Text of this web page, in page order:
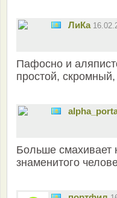
ЛиКа
Пафосно и
простой,
Больше смахивает
знаменитого